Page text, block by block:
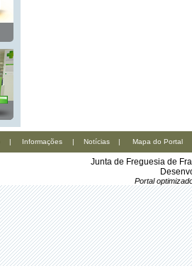
| Informações | Notícias | Mapa do Portal
Junta de Freguesia de
Portal